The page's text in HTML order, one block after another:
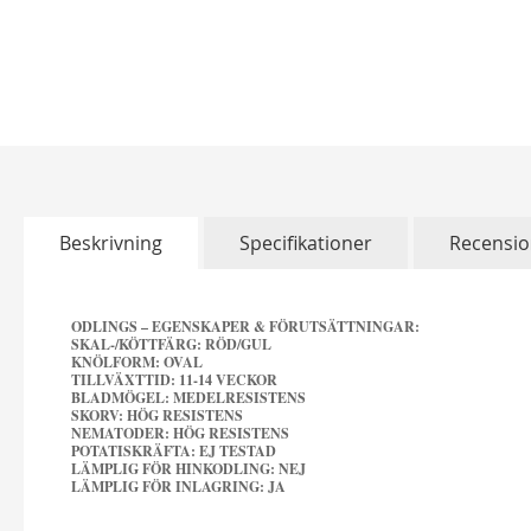
bildgalleriet
Beskrivning
ODLINGS – EGENSKAPER & FÖRUTSÄTTNINGAR:
SKAL-/KÖTTFÄRG: RÖD/GUL
KNÖLFORM: OVAL
TILLVÄXTTID: 11-14 VECKOR
BLADMÖGEL: MEDELRESISTENS
SKORV: HÖG RESISTENS
NEMATODER: HÖG RESISTENS
POTATISKRÄFTA: EJ TESTAD
LÄMPLIG FÖR HINKODLING: NEJ
LÄMPLIG FÖR INLAGRING: JA
Specifikationer